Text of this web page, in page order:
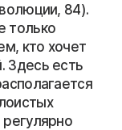
84).
только
кто хочет
Здесь есть